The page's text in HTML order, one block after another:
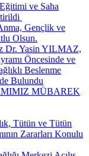
ve Saha
Gençlik ve
Olsun.
Dr. Yasin YILMAZ,
Öncesinde ve
Beslenme
Bulundu
MÜBAREK
Tütün ve Tütün
Zararları Konulu